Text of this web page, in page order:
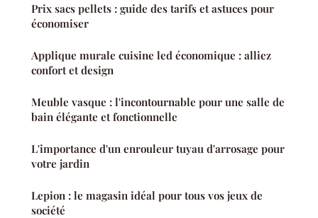
Prix sacs pellets : guide des tarifs et astuces pour
économiser
Applique murale cuisine led économique : alliez
confort et design
Meuble vasque : l'incontournable pour une salle de
bain élégante et fonctionnelle
L'importance d'un enrouleur tuyau d'arrosage pour
votre jardin
Lepion : le magasin idéal pour tous vos jeux de
société